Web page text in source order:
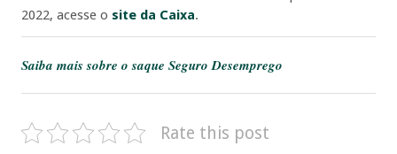
2022, acesse o site da Caixa.
Saiba mais sobre o saque Seguro Desemprego
Rate this post